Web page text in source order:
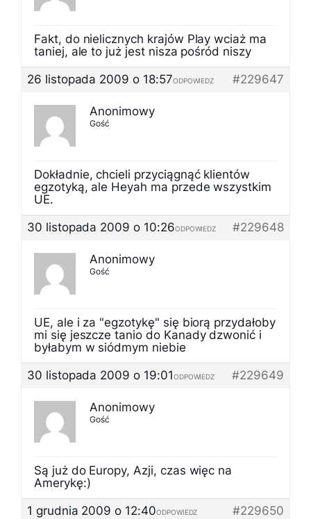
Fakt, do nielicznych krajów Play wciaż ma
taniej, ale to już jest nisza pośród niszy
26 listopada 2009 o 18:57
#229647
ODPOWIEDZ
Anonimowy
Gość
Dokładnie, chcieli przyciągnąć klientów
egzotyką, ale Heyah ma przede wszystkim
UE.
30 listopada 2009 o 10:26
#229648
ODPOWIEDZ
Anonimowy
Gość
UE, ale i za "egzotykę" się biorą przydałoby
mi się jeszcze tanio do Kanady dzwonić i
byłabym w siódmym niebie
30 listopada 2009 o 19:01
#229649
ODPOWIEDZ
Anonimowy
Gość
Są już do Europy, Azji, czas więc na
Amerykę:)
1 grudnia 2009 o 12:40
#229650
ODPOWIEDZ